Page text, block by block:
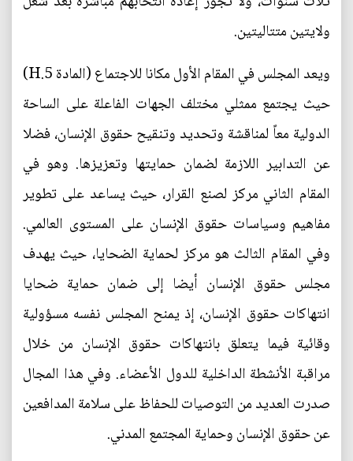
ولايتين متتاليتين.
ويعد المجلس في المقام الأول مكانا للاجتماع (المادة 5.H)
حيث يجتمع ممثلي مختلف الجهات الفاعلة على الساحة
الدولية معاً لمناقشة وتحديد وتنقيح حقوق الإنسان، فضلا
عن التدابير اللازمة لضمان حمايتها وتعزيزها. وهو في
المقام الثاني مركز لصنع القرار، حيث يساعد على تطوير
مفاهيم وسياسات حقوق الإنسان على المستوى العالمي.
وفي المقام الثالث هو مركز لحماية الضحايا، حيث يهدف
مجلس حقوق الإنسان أيضا إلى ضمان حماية ضحايا
انتهاكات حقوق الإنسان، إذ يمنح المجلس نفسه مسؤولية
وقائية فيما يتعلق بانتهاكات حقوق الإنسان من خلال
مراقبة الأنشطة الداخلية للدول الأعضاء. وفي هذا المجال
صدرت العديد من التوصيات للحفاظ على سلامة المدافعين
عن حقوق الإنسان وحماية المجتمع المدني.